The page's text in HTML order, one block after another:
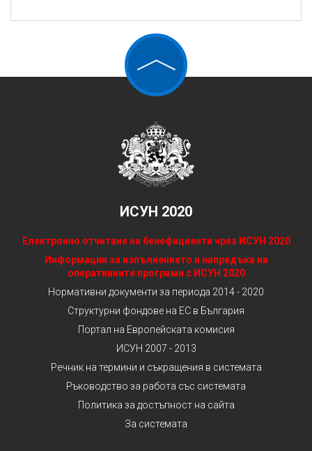
ИСУН 2020
Електронно отчитане на бенефициенти чрез ИСУН 2020
Информация за изпълнението и напредъка на
оперативните програми с ИСУН 2020
Нормативни документи за периода 2014 - 2020
Структурни фондове на ЕС в България
Портал на Европейската комисия
ИСУН 2007 - 2013
Речник на термини и съкращения в системата
Ръководство за работа със системата
Политика за достъпност на сайта
За системата